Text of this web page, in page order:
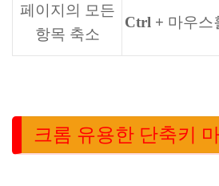
페이지의 모든
항목 축소
Ctrl + 마우스
크롬 유용한 단축키